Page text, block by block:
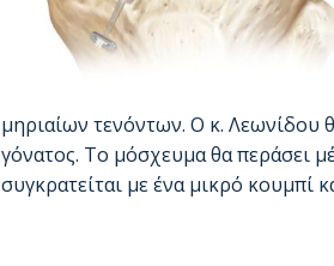
μηριαίων τενόντων. Ο κ. Λεωνίδου
γόνατος. Το μόσχευμα θα περάσει
συγκρατείται με ένα μικρό κουμπί